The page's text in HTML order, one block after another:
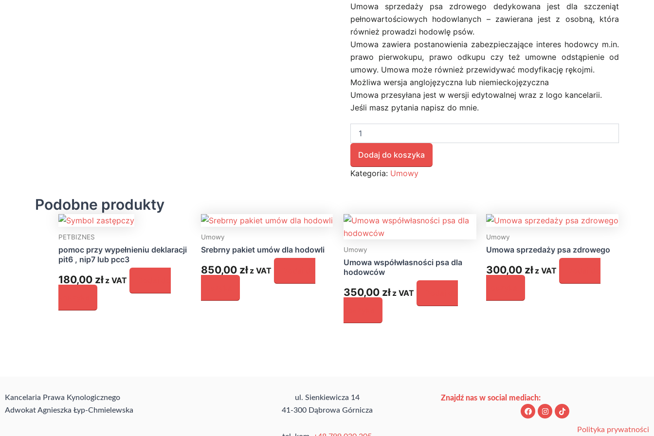
Umowa sprzedaży psa zdrowego dedykowana jest dla szczeniąt
pełnowartościowych hodowlanych – zawierana jest z osobną, która
również prowadzi hodowlę psów.
Umowa zawiera postanowienia zabezpieczające interes hodowcy m.in.
prawo pierwokupu, prawo odkupu czy też umowne odstąpienie od
umowy. Umowa może również przewidywać modyfikację rękojmi.
Możliwa wersja anglojęzyczna lub niemieckojęzyczna
Umowa przesyłana jest w wersji edytowalnej wraz z logo kancelarii.
Jeśli masz pytania napisz do mnie.
Dodaj do koszyka
Kategoria: Umowy
Podobne produkty
PETBIZNES
pomoc przy wypełnieniu deklaracji
pit6 , nip7 lub pcc3
180,00 zł z VAT
Umowy
Srebrny pakiet umów dla hodowli
850,00 zł z VAT
Umowy
Umowa współwłasności psa dla
hodowców
350,00 zł z VAT
Umowy
Umowa sprzedaży psa zdrowego
300,00 zł z VAT
Kancelaria Prawa Kynologicznego
Adwokat Agnieszka Łyp-Chmielewska
ul. Sienkiewicza 14
41-300 Dąbrowa Górnicza
Znajdź nas w social mediach:
F
a
c
I
n
s
T
i
k
Polityka prywatności